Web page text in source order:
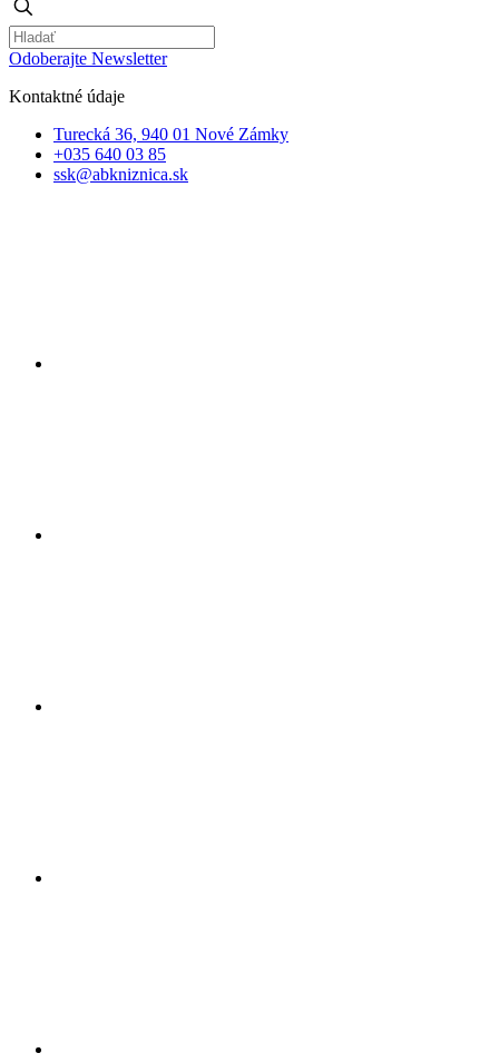
Odoberajte Newsletter
Kontaktné údaje
Turecká 36, 940 01 Nové Zámky
+035 640 03 85
ssk@abkniznica.sk